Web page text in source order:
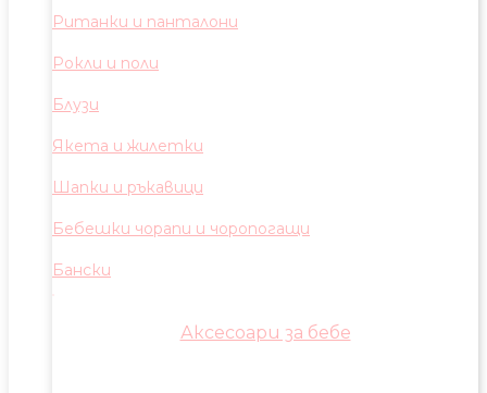
Ританки и панталони
Рокли и поли
Блузи
Якета и жилетки
Шапки и ръкавици
Бебешки чорапи и чоропогащи
Бански
Аксесоари за бебе